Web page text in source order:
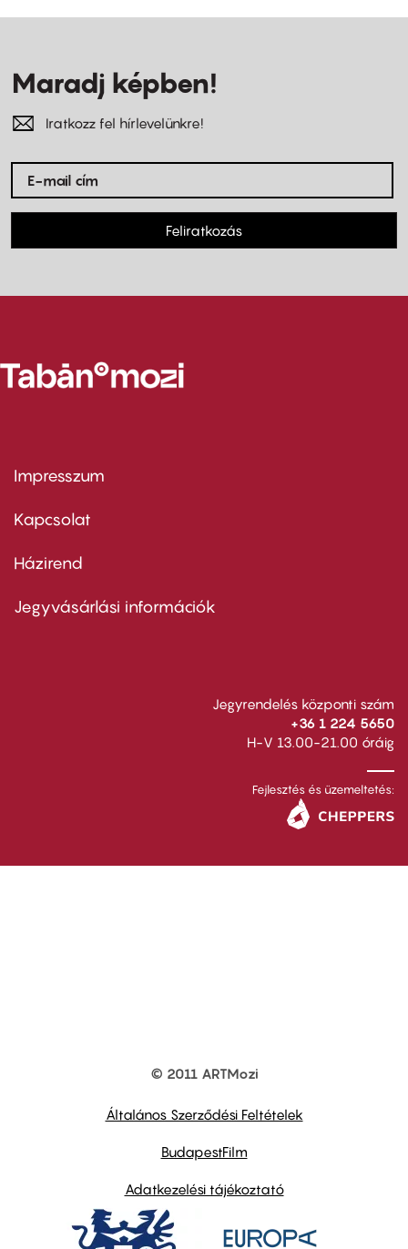
Maradj képben!
Iratkozz fel hírlevelünkre!
Feliratkozás
Footer
first
Impresszum
Kapcsolat
Footer
second
Házirend
Jegyvásárlási információk
Jegyrendelés központi szám
+36 1 224 5650
H-V 13.00-21.00 óráig
Fejlesztés és üzemeltetés:
© 2011 ARTMozi
Általános Szerződési Feltételek
BudapestFilm
Adatkezelési tájékoztató